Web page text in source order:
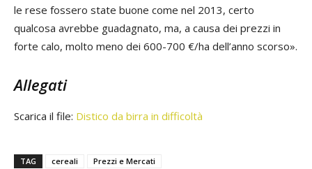
le rese fossero state buone come nel 2013, certo
qualcosa avrebbe guadagnato, ma, a causa dei prezzi in
forte calo, molto meno dei 600-700 €/ha dell’anno scorso».
Allegati
Scarica il file: Distico da birra in difficoltà
TAG cereali Prezzi e Mercati